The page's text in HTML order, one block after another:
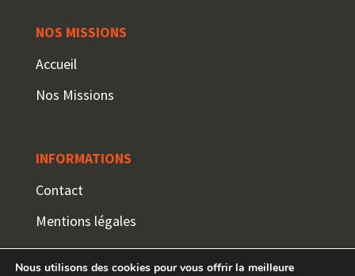
NOS MISSIONS
Accueil
Nos Missions
INFORMATIONS
Contact
Mentions légales
Nous utilisons des cookies pour vous offrir la meilleure